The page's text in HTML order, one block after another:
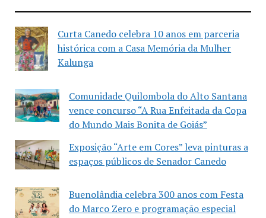
Curta Canedo celebra 10 anos em parceria
histórica com a Casa Memória da Mulher
Kalunga
Comunidade Quilombola do Alto Santana
vence concurso “A Rua Enfeitada da Copa
do Mundo Mais Bonita de Goiás”
Exposição “Arte em Cores” leva pinturas a
espaços públicos de Senador Canedo
Buenolândia celebra 300 anos com Festa
do Marco Zero e programação especial